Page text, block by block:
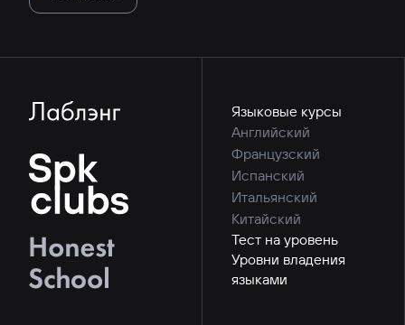
Языковые курсы
Английский
Французский
Испанский
Итальянский
Китайский
Тест на уровень
Уровни владения
языками